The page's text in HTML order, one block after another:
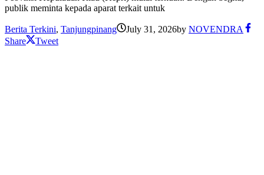
publik meminta kepada aparat terkait untuk
Berita Terkini, Tanjungpinang July 31, 2026by NOVENDRA
Share
Tweet